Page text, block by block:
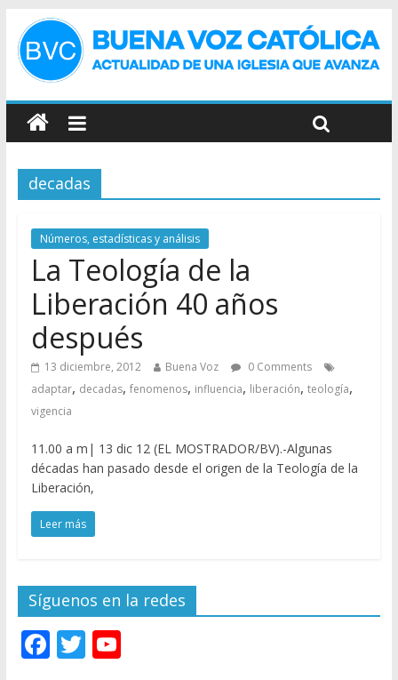
decadas
Números, estadísticas y análisis
La Teología de la
Liberación 40 años
después
13 diciembre, 2012 Buena Voz
0 Comments
adaptar, decadas, fenomenos, influencia, liberación, teología,
vigencia
11.00 a m| 13 dic 12 (EL MOSTRADOR/BV).-Algunas
décadas han pasado desde el origen de la Teología de la
Liberación,
Leer más
Síguenos en la redes
F T Y